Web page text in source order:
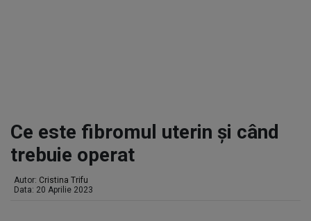
Ce este fibromul uterin și când
trebuie operat
Autor: Cristina Trifu
Data: 20 Aprilie 2023